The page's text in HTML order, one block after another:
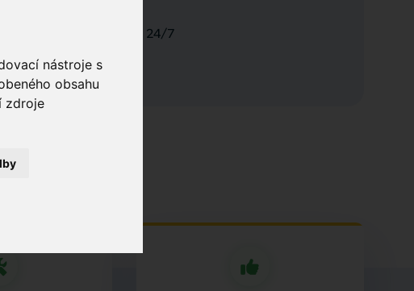
nástroje s
obsahu
zdroje
sítí a servis, podpora 24/7